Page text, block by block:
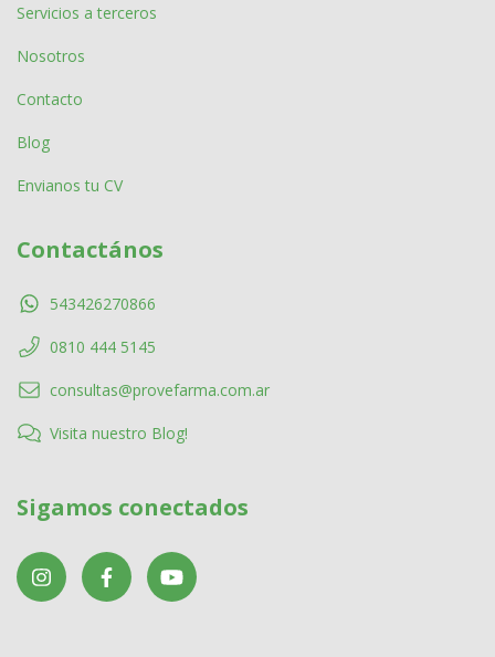
Servicios a terceros
Nosotros
Contacto
Blog
Envianos tu CV
Contactános
543426270866
0810 444 5145
consultas@provefarma.com.ar
Visita nuestro Blog!
Sigamos conectados